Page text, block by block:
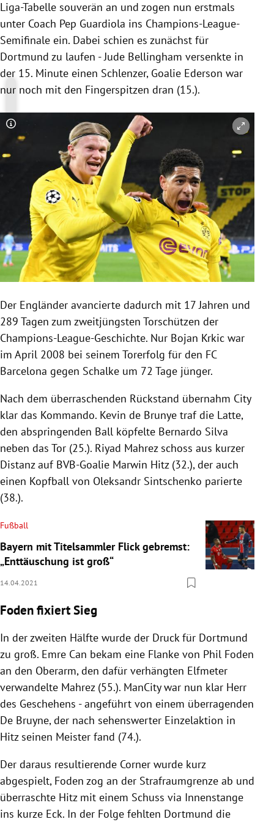
Liga-Tabelle souverän an und zogen nun erstmals
unter Coach Pep Guardiola ins Champions-League-
Semifinale ein. Dabei schien es zunächst für
Dortmund zu laufen - Jude Bellingham versenkte in
der 15. Minute einen Schlenzer, Goalie Ederson war
nur noch mit den Fingerspitzen dran (15.).
Copyright-Hinweis öffnen/schließen
Der Engländer avancierte dadurch mit 17 Jahren und
289 Tagen zum zweitjüngsten Torschützen der
Champions-League-Geschichte. Nur Bojan Krkic war
im April 2008 bei seinem Torerfolg für den FC
Barcelona gegen Schalke um 72 Tage jünger.
Nach dem überraschenden Rückstand übernahm City
klar das Kommando. Kevin de Brunye traf die Latte,
den abspringenden Ball köpfelte Bernardo Silva
neben das Tor (25.). Riyad Mahrez schoss aus kurzer
Distanz auf BVB-Goalie Marwin Hitz (32.), der auch
einen Kopfball von Oleksandr Sintschenko parierte
(38.).
Fußball
Bayern mit Titelsammler Flick gebremst:
„Enttäuschung ist groß“
14.04.2021
Foden fixiert Sieg
In der zweiten Hälfte wurde der Druck für Dortmund
zu groß. Emre Can bekam eine Flanke von Phil Foden
an den Oberarm, den dafür verhängten Elfmeter
verwandelte Mahrez (55.). ManCity war nun klar Herr
des Geschehens - angeführt von einem überragenden
De Bruyne, der nach sehenswerter Einzelaktion in
Hitz seinen Meister fand (74.).
Der daraus resultierende Corner wurde kurz
abgespielt, Foden zog an der Strafraumgrenze ab und
überraschte Hitz mit einem Schuss via Innenstange
ins kurze Eck. In der Folge fehlten Dortmund die